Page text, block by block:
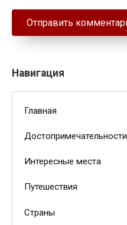
Навигация
Главная
Достопримечательности
Интересные места
Путешествия
Страны